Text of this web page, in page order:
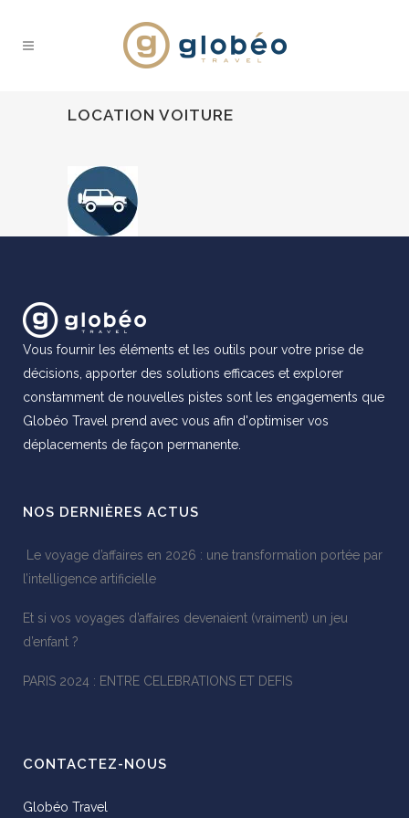
LOCATION VOITURE
Vous fournir les éléments et les outils pour votre prise de
décisions, apporter des solutions efficaces et explorer
constamment de nouvelles pistes sont les engagements que
Globéo Travel prend avec vous afin d'optimiser vos
déplacements de façon permanente.
NOS DERNIÈRES ACTUS
Le voyage d’affaires en 2026 : une transformation portée par
l’intelligence artificielle
Et si vos voyages d’affaires devenaient (vraiment) un jeu
d’enfant ?
PARIS 2024 : ENTRE CELEBRATIONS ET DEFIS
CONTACTEZ-NOUS
Globéo Travel